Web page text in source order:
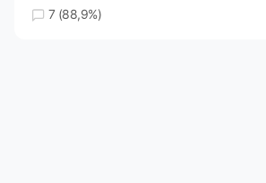
7 (88,9%)